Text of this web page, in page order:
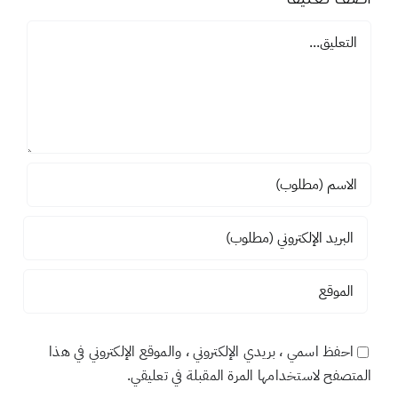
احفظ اسمي ، بريدي الإلكتروني ، والموقع الإلكتروني في هذا
المتصفح لاستخدامها المرة المقبلة في تعليقي.